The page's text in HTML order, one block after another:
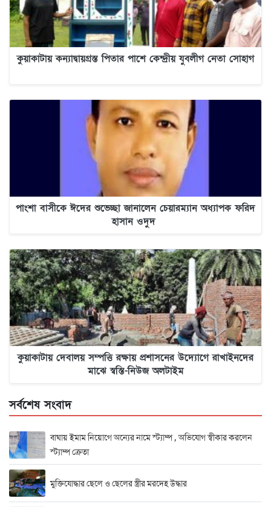
কুয়াকাটায় কন্যাদ্বায়গ্রস্ত পিতার পাশে কেন্দ্রীয় যুবলীগ নেতা সোহাগ
পাংশা বাসীকে ঈদের শুভেচ্ছা জানালেন চেয়ারম্যান অধ্যাপক ফরিদ
হাসান ওদুদ
কুয়াকাটায় দেবালয় সম্পত্তি রক্ষায় প্রশাসনের উদ্যোগে রাখাইনদের
মাঝে স্বস্তি-নিউজ অলটাইম
সর্বশেষ সংবাদ
বাঘায় ইমাম নিয়োগে অন্যের নামে স্ট্যাম্প , অভিযোগ স্বীকার করলেন
স্ট্যাম্প ক্রেতা
মুক্তিযোদ্ধার ছেলে ও ছেলের স্ত্রীর মরদেহ উদ্ধার